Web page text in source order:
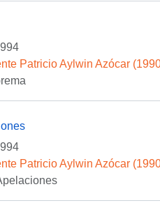
Patricio Aylwin Azócar
Patricio Aylwin Azócar